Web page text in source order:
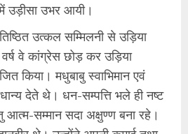
उड़ीसा उभर आयी।
उत्कल सम्मिलनी से उड़िया
वे कांग्रेस छोड़ कर उड़िया
किया। मधुबाबु स्वाभिमान एवं
देते थे। धन-सम्पत्ति भले ही नष्ट
आत्म-सम्मान सदा अक्षुण्ण बना रहे।